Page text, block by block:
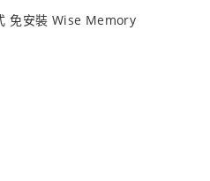
免安裝 Wise Memory